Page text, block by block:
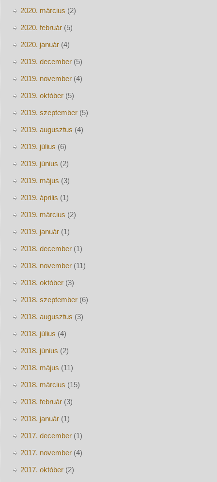
2020. március (2)
2020. február(5)
2020. január(4)
2019. december(5)
2019. november(4)
2019. október(5)
2019. szeptember(5)
2019. augusztus (4)
2019. július (6)
2019. június (2)
2019. május (3)
2019. április (1)
2019. március (2)
2019. január(1)
2018. december(1)
2018. november(11)
2018. október(3)
2018. szeptember(6)
2018. augusztus (3)
2018. július (4)
2018. június (2)
2018. május (11)
2018. március (15)
2018. február(3)
2018. január(1)
2017. december(1)
2017. november(4)
2017. október(2)